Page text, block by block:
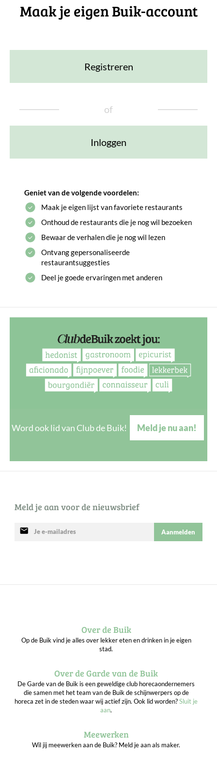
Maak je eigen Buik-account
Registreren
of
Inloggen
Geniet van de volgende voordelen:
Maak je eigen lijst van favoriete restaurants
Onthoud de restaurants die je nog wil bezoeken
Bewaar de verhalen die je nog wil lezen
Ontvang gepersonaliseerde
restaurantsuggesties
Deel je goede ervaringen met anderen
Word ook lid van Club de Buik! Meld je nu aan!
Meld je aan voor de nieuwsbrief
mail Aanmelden
Over de Buik
Op de Buik vind je alles over lekker eten en drinken in je eigen
stad.
Over de Garde van de Buik
De Garde van de Buik is een geweldige club horecaondernemers
die samen met het team van de Buik de schijnwerpers op de
horeca zet in de steden waar wij actief zijn. Ook lid worden?Sluit je
aan.
Meewerken
Wil jij meewerken aan de Buik? Meld je aan als maker.